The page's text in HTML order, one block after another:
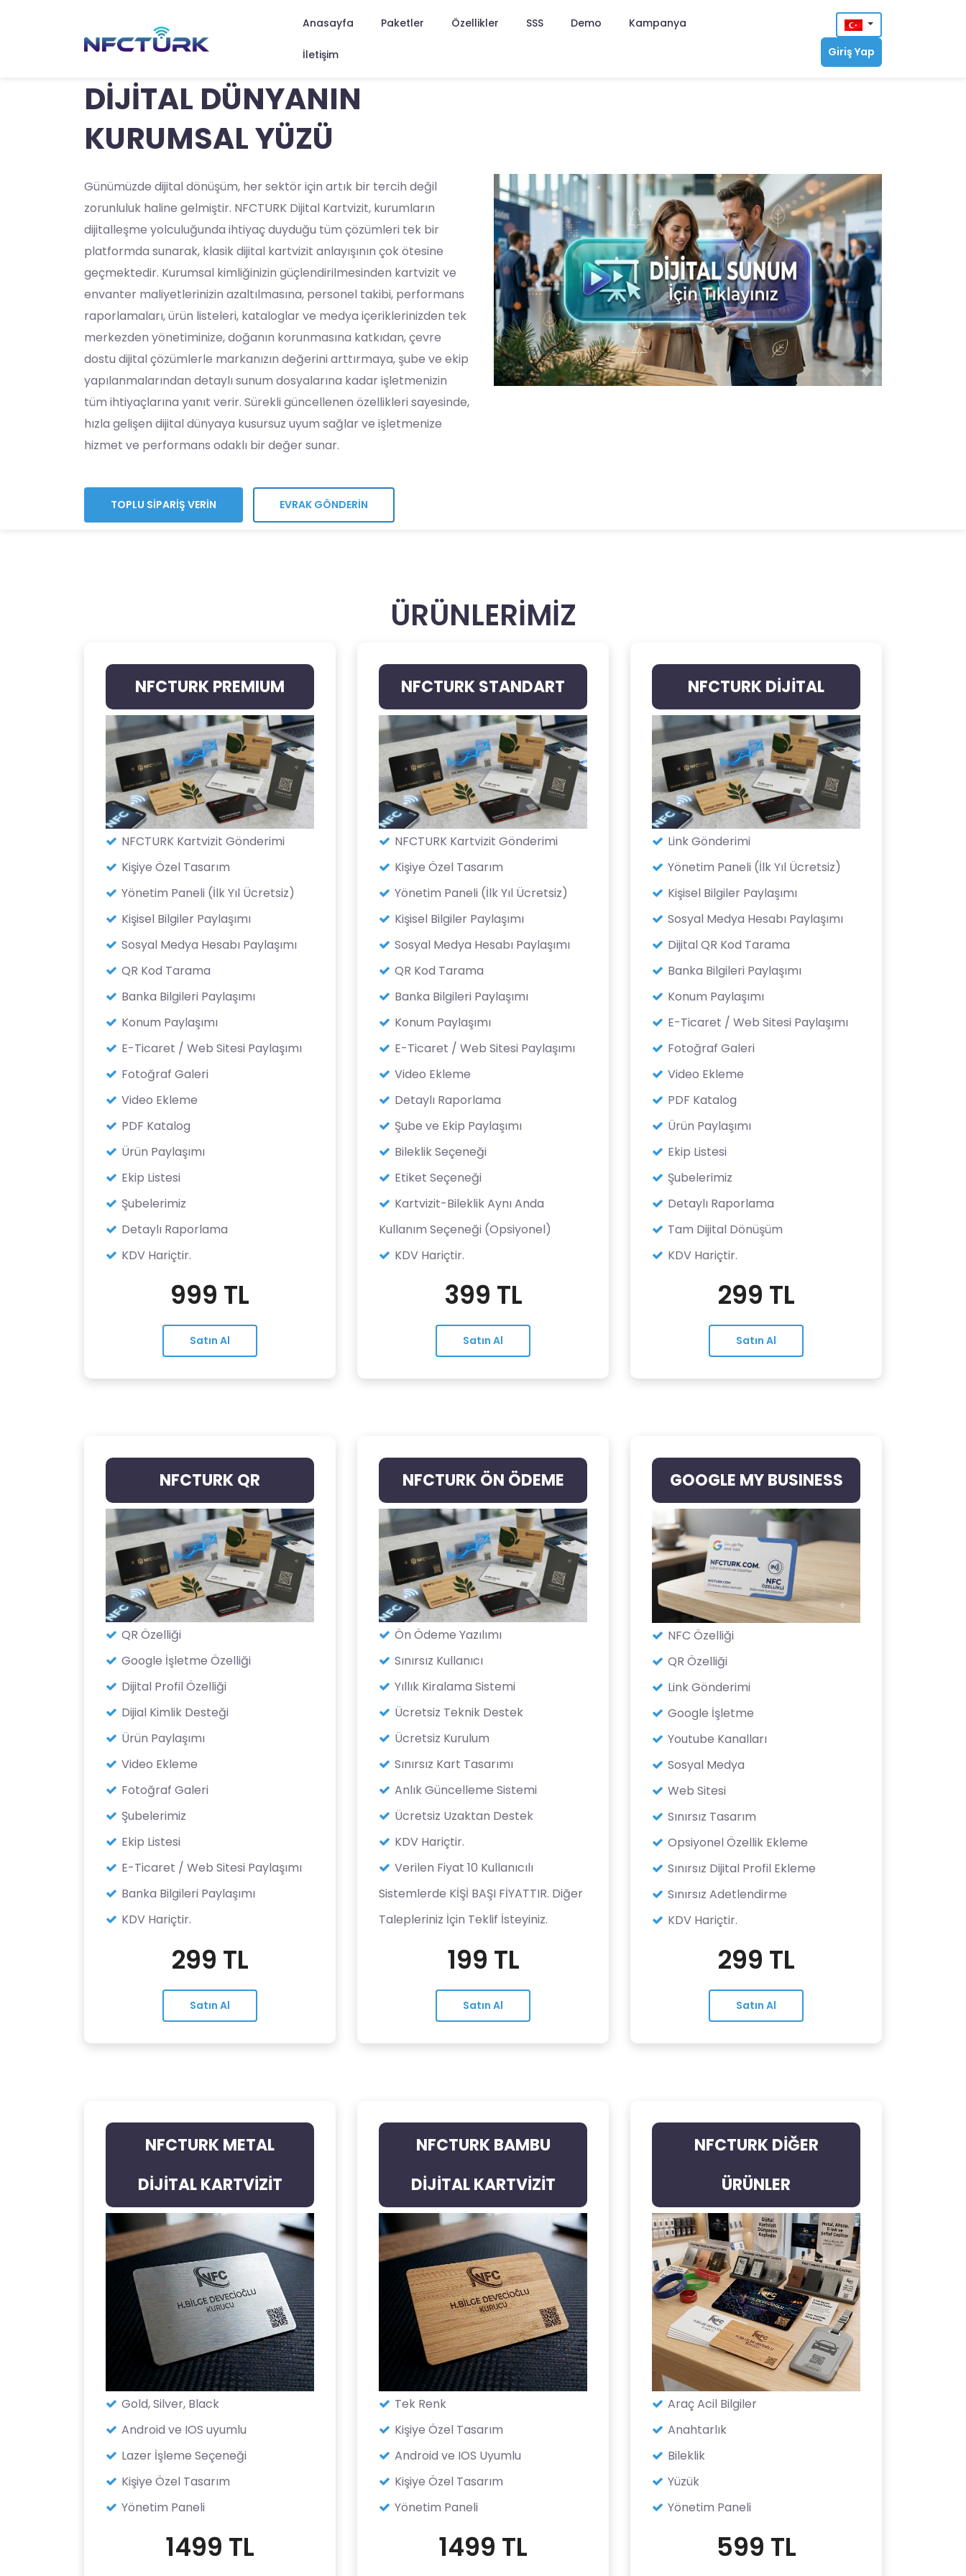
Anasayfa Paketler Özellikler SSS Demo Kampanya
İletişim Giriş Yap
DİJİTAL DÜNYANIN
KURUMSAL YÜZÜ
Günümüzde dijital dönüşüm, her sektör için artık bir tercih değil
zorunluluk haline gelmiştir. NFCTURK Dijital Kartvizit, kurumların
dijitalleşme yolculuğunda ihtiyaç duyduğu tüm çözümleri tek bir
platformda sunarak, klasik dijital kartvizit anlayışının çok ötesine
geçmektedir. Kurumsal kimliğinizin güçlendirilmesinden kartvizit ve
envanter maliyetlerinizin azaltılmasına, personel takibi, performans
raporlamaları, ürün listeleri, kataloglar ve medya içeriklerinizden tek
merkezden yönetiminize, doğanın korunmasına katkıdan, çevre
dostu dijital çözümlerle markanızın değerini arttırmaya, şube ve ekip
yapılanmalarından detaylı sunum dosyalarına kadar işletmenizin
tüm ihtiyaçlarına yanıt verir. Sürekli güncellenen özellikleri sayesinde,
hızla gelişen dijital dünyaya kusursuz uyum sağlar ve işletmenize
hizmet ve performans odaklı bir değer sunar.
TOPLU SİPARİŞ VERİN EVRAK GÖNDERİN
ÜRÜNLERİMİZ
NFCTURK PREMIUM
NFCTURK Kartvizit Gönderimi
Kişiye Özel Tasarım
Yönetim Paneli (İlk Yıl Ücretsiz)
Kişisel Bilgiler Paylaşımı
Sosyal Medya Hesabı Paylaşımı
QR Kod Tarama
Banka Bilgileri Paylaşımı
Konum Paylaşımı
E-Ticaret / Web Sitesi Paylaşımı
Fotoğraf Galeri
Video Ekleme
PDF Katalog
Ürün Paylaşımı
Ekip Listesi
Şubelerimiz
Detaylı Raporlama
KDV Hariçtir.
999 TL
Satın Al
NFCTURK STANDART
NFCTURK Kartvizit Gönderimi
Kişiye Özel Tasarım
Yönetim Paneli (İlk Yıl Ücretsiz)
Kişisel Bilgiler Paylaşımı
Sosyal Medya Hesabı Paylaşımı
QR Kod Tarama
Banka Bilgileri Paylaşımı
Konum Paylaşımı
E-Ticaret / Web Sitesi Paylaşımı
Video Ekleme
Detaylı Raporlama
Şube ve Ekip Paylaşımı
Bileklik Seçeneği
Etiket Seçeneği
Kartvizit-Bileklik Aynı Anda
Kullanım Seçeneği (Opsiyonel)
KDV Hariçtir.
399 TL
Satın Al
NFCTURK DİJİTAL
Link Gönderimi
Yönetim Paneli (İlk Yıl Ücretsiz)
Kişisel Bilgiler Paylaşımı
Sosyal Medya Hesabı Paylaşımı
Dijital QR Kod Tarama
Banka Bilgileri Paylaşımı
Konum Paylaşımı
E-Ticaret / Web Sitesi Paylaşımı
Fotoğraf Galeri
Video Ekleme
PDF Katalog
Ürün Paylaşımı
Ekip Listesi
Şubelerimiz
Detaylı Raporlama
Tam Dijital Dönüşüm
KDV Hariçtir.
299 TL
Satın Al
NFCTURK QR
QR Özelliği
Google İşletme Özelliği
Dijital Profil Özelliği
Dijial Kimlik Desteği
Ürün Paylaşımı
Video Ekleme
Fotoğraf Galeri
Şubelerimiz
Ekip Listesi
E-Ticaret / Web Sitesi Paylaşımı
Banka Bilgileri Paylaşımı
KDV Hariçtir.
299 TL
Satın Al
NFCTURK ÖN ÖDEME
Ön Ödeme Yazılımı
Sınırsız Kullanıcı
Yıllık Kiralama Sistemi
Ücretsiz Teknik Destek
Ücretsiz Kurulum
Sınırsız Kart Tasarımı
Anlık Güncelleme Sistemi
Ücretsiz Uzaktan Destek
KDV Hariçtir.
Verilen Fiyat 10 Kullanıcılı
Sistemlerde KİŞİ BAŞI FİYATTIR. Diğer
Talepleriniz İçin Teklif İsteyiniz.
199 TL
Satın Al
GOOGLE MY BUSINESS
NFC Özelliği
QR Özelliği
Link Gönderimi
Google İşletme
Youtube Kanalları
Sosyal Medya
Web Sitesi
Sınırsız Tasarım
Opsiyonel Özellik Ekleme
Sınırsız Dijital Profil Ekleme
Sınırsız Adetlendirme
KDV Hariçtir.
299 TL
Satın Al
NFCTURK METAL
DİJİTAL KARTVİZİT
Gold, Silver, Black
Android ve IOS uyumlu
Lazer İşleme Seçeneği
Kişiye Özel Tasarım
Yönetim Paneli
1499 TL
NFCTURK BAMBU
DİJİTAL KARTVİZİT
Tek Renk
Kişiye Özel Tasarım
Android ve IOS Uyumlu
Kişiye Özel Tasarım
Yönetim Paneli
1499 TL
NFCTURK DİĞER
ÜRÜNLER
Araç Acil Bilgiler
Anahtarlık
Bileklik
Yüzük
Yönetim Paneli
599 TL